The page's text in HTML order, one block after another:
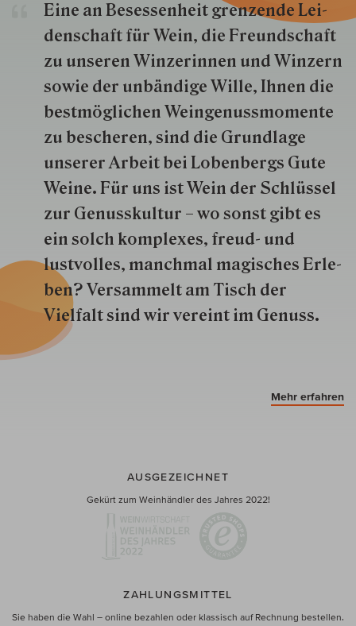
Eine an Besessenheit gren­zende Lei­
den­schaft für Wein, die Freund­schaft
zu unseren Win­zer­innen und Win­zern
so­wie der un­bän­dige Wille, Ihnen die
best­mög­lich­en Wein­genuss­momente
zu besche­ren, sind die Grund­lage
unserer Arbeit bei Lobenbergs Gute
Weine. Für uns ist Wein der Schlüs­sel
zur Genuss­kultur – wo sonst gibt es
ein solch kom­plexes, freud- und
lustvolles, manchmal ma­gisch­es Er­le­
ben? Versammelt am Tisch der
Vielfalt sind wir ver­eint im Genuss.
Mehr erfahren
AUSGEZEICHNET
Gekürt zum Weinhändler des Jahres 2022!
ZAHLUNGSMITTEL
Sie haben die Wahl – online bezahlen oder klassisch auf Rechnung bestellen.